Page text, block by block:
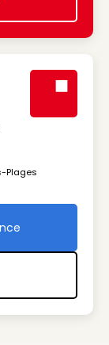
Plages
de l'agence